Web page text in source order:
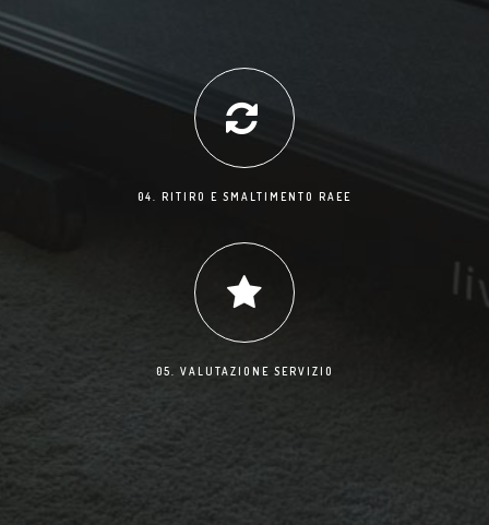
04. RITIRO E SMALTIMENTO RAEE
05. VALUTAZIONE SERVIZIO